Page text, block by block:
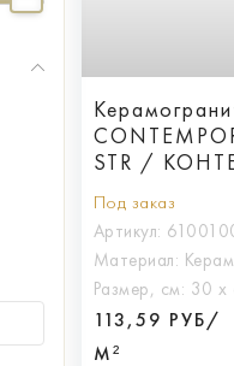
STR /
Под заказ
Артикул:
Материал:
Размер, см: 30 х
113,59 РУБ/
М²